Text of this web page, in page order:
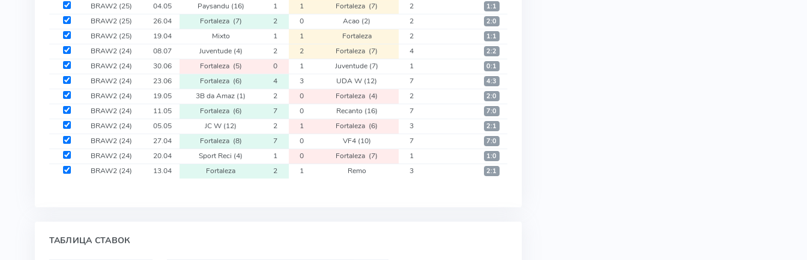
BRAW2 (25) 04.05 Paysandu (16) 1 1 Fortaleza (7) 2 1:1
BRAW2 (25) 26.04 Fortaleza (7) 2 0 Acao (2) 2 2:0
BRAW2 (25) 19.04 Mixto 1 1 Fortaleza 2 1:1
BRAW2 (24) 08.07 Juventude (4) 2 2 Fortaleza (7) 4 2:2
BRAW2 (24) 30.06 Fortaleza (5) 0 1 Juventude (7) 1 0:1
BRAW2 (24) 23.06 Fortaleza (6) 4 3 UDA W (12) 7 4:3
BRAW2 (24) 19.05 3B da Amaz (1) 2 0 Fortaleza (4) 2 2:0
BRAW2 (24) 11.05 Fortaleza (6) 7 0 Recanto (16) 7 7:0
BRAW2 (24) 05.05 JC W (12) 2 1 Fortaleza (6) 3 2:1
BRAW2 (24) 27.04 Fortaleza (8) 7 0 VF4 (10) 7 7:0
BRAW2 (24) 20.04 Sport Reci (4) 1 0 Fortaleza (7) 1 1:0
BRAW2 (24) 13.04 Fortaleza 2 1 Remo 3 2:1
ТАБЛИЦА СТАВОК